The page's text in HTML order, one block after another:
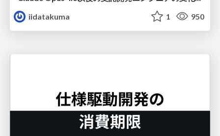
iidatakuma
1 950